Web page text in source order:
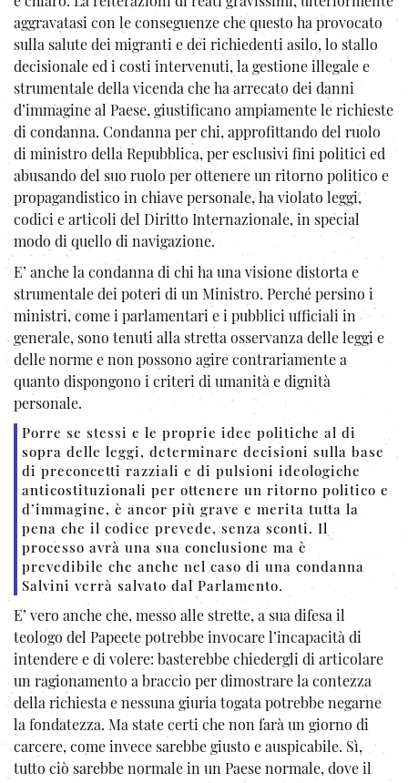
aggravatasi con le conseguenze che questo ha provocato
sulla salute dei migranti e dei richiedenti asilo, lo stallo
decisionale ed i costi intervenuti, la gestione illegale e
strumentale della vicenda che ha arrecato dei danni
d’immagine al Paese, giustificano ampiamente le richieste
di condanna. Condanna per chi, approfittando del ruolo
di ministro della Repubblica, per esclusivi fini politici ed
abusando del suo ruolo per ottenere un ritorno politico e
propagandistico in chiave personale, ha violato leggi,
codici e articoli del Diritto Internazionale, in special
modo di quello di navigazione.
E’ anche la condanna di chi ha una visione distorta e
strumentale dei poteri di un Ministro. Perché persino i
ministri, come i parlamentari e i pubblici ufficiali in
generale, sono tenuti alla stretta osservanza delle leggi e
delle norme e non possono agire contrariamente a
quanto dispongono i criteri di umanità e dignità
personale.
Porre se stessi e le proprie idee politiche al di
sopra delle leggi, determinare decisioni sulla base
di preconcetti razziali e di pulsioni ideologiche
anticostituzionali per ottenere un ritorno politico e
d’immagine, è ancor più grave e merita tutta la
pena che il codice prevede, senza sconti. Il
processo avrà una sua conclusione ma è
prevedibile che anche nel caso di una condanna
Salvini verrà salvato dal Parlamento.
E’ vero anche che, messo alle strette, a sua difesa il
teologo del Papeete potrebbe invocare l’incapacità di
intendere e di volere: basterebbe chiedergli di articolare
un ragionamento a braccio per dimostrare la contezza
della richiesta e nessuna giuria togata potrebbe negarne
la fondatezza. Ma state certi che non farà un giorno di
carcere, come invece sarebbe giusto e auspicabile. Sì,
tutto ciò sarebbe normale in un Paese normale, dove il